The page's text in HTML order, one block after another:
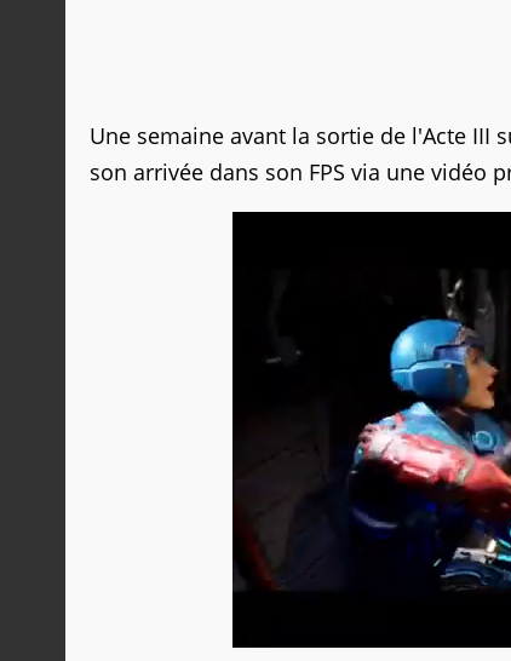
Une semaine avant la sortie de l'Acte III
son arrivée dans son FPS via une vidéo